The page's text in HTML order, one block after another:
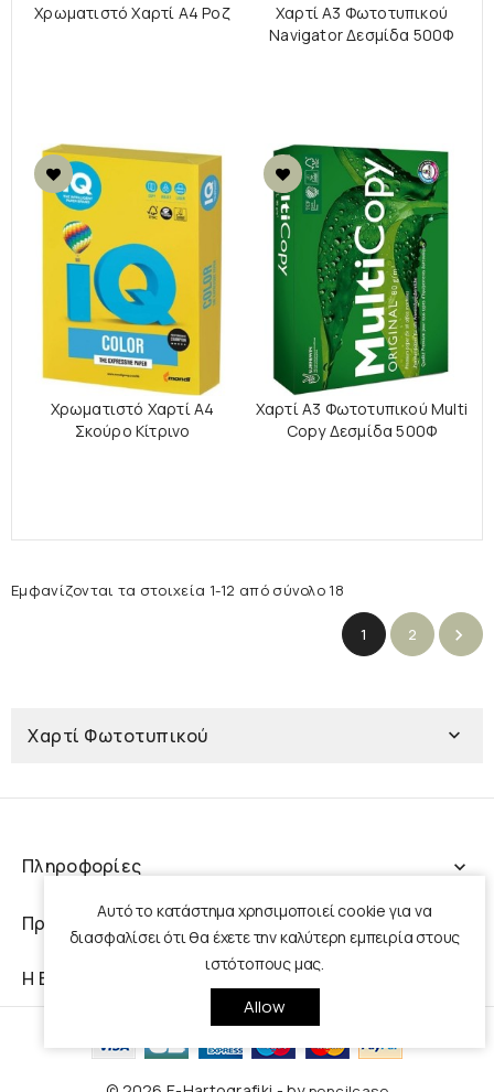
Χρωματιστό Χαρτί Α4 Ροζ
Χαρτί A3 Φωτοτυπικού
Navigator Δεσμίδα 500Φ
Χρωματιστό Χαρτί Α4
Σκούρο Κίτρινο
Χαρτί Α3 Φωτοτυπικού Multi
Copy Δεσμίδα 500Φ
Εμφανίζονται τα στοιχεία 1-12 από σύνολο 18
1 2 
Χαρτί Φωτοτυπικού 
Πληροφορίες expand_more
Προϊόντα
Η Εταιρεία Μας
Αυτό το κατάστημα χρησιμοποιεί cookie για να
διασφαλίσει ότι θα έχετε την καλύτερη εμπειρία στους
ιστότοπους μας.
Allow